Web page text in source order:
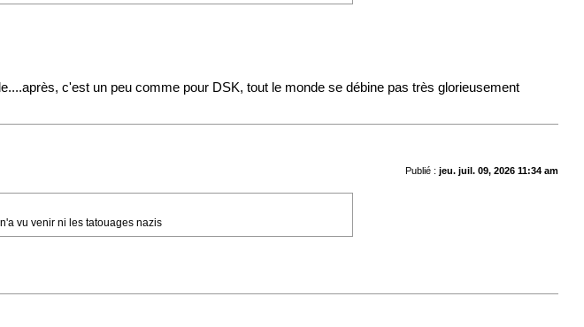
c'est un peu comme pour DSK, tout le monde se débine pas très glorieusement
Publié : jeu. juil. 09, 2026 11:34 am
vu venir ni les tatouages nazis